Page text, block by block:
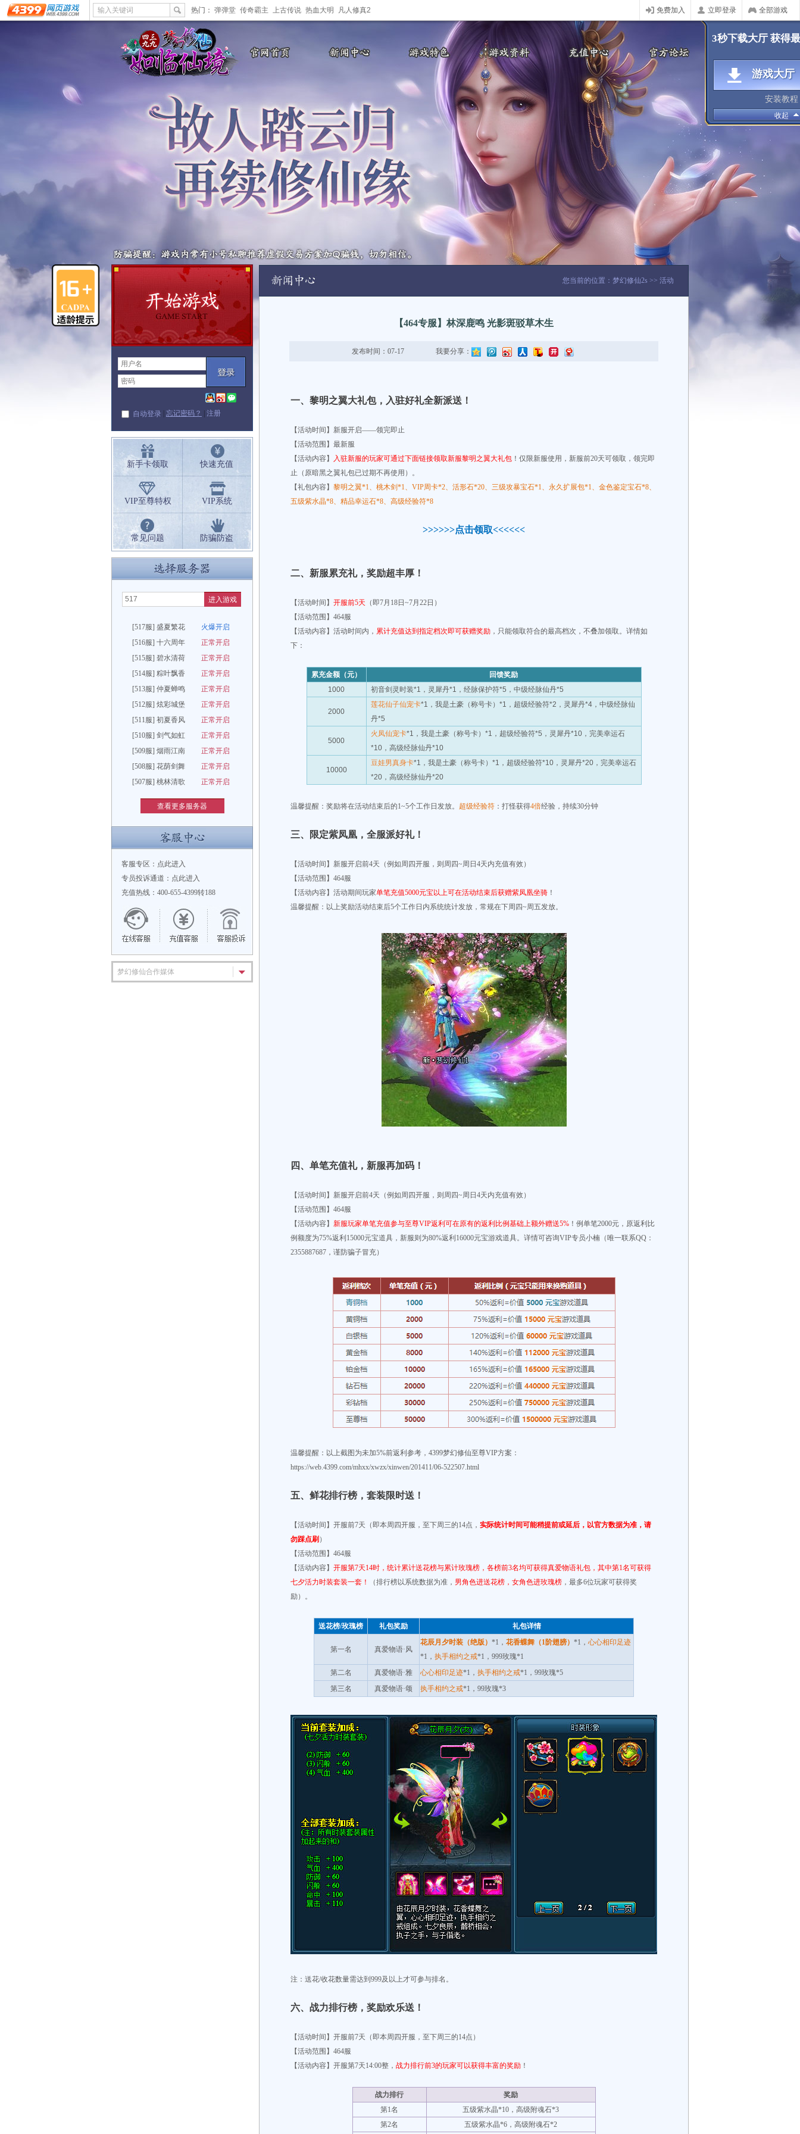
输入关键词 热门： 弹弹堂 传奇霸主 上古传说 热血大明 凡人修真2 免费加入 立即登录 全部游戏
自动登录 | 忘记密码？ | 注册
新手卡领取 快速充值
VIP至尊特权 VIP系统
常见问题 防骗防盗
进入游戏
[517服] 盛夏繁花
火爆开启
[516服] 十六周年
正常开启
[515服] 碧水清荷
正常开启
[514服] 粽叶飘香
正常开启
[513服] 仲夏蝉鸣
正常开启
[512服] 炫彩城堡
正常开启
[511服] 初夏香风
正常开启
[510服] 剑气如虹
正常开启
[509服] 烟雨江南
正常开启
[508服] 花荫剑舞
正常开启
[507服] 桃林清歌
正常开启
查看更多服务器
客服专区： 点此进入
专员投诉通道： 点此进入
充值热线：400-655-4399转188
梦幻修仙合作媒体
动
您当前的位置： 梦幻修仙2s >> 活动
【464专服】林深鹿鸣 光影斑驳草木生
发布时间：07-17 我要分享：
一、黎明之翼大礼包，入驻好礼全新派送！
【活动时间】新服开启——领完即止
【活动范围】最新服
【活动内容】
入驻新服的玩家可通过下面链接领取新服黎明之翼大礼包 ！仅限新服使用，新服前20天可领取，领完即
止（ 原暗黑之翼礼包已过期不再使用 ）。
【礼包内容】 黎明之翼*1、桃木剑*1、VIP周卡*2、活形石*20、三级攻暴宝石*1、永久扩展包*1、金色鉴定宝石*8、
五级紫水晶*8、精品幸运石*8、高级经验符*8
>>>>>>点击领取<<<<<<
二、 新服累充礼，奖励超丰厚 ！
【活动时间】 开服前5天 （即7月18日~7月22日）
【活动范围】464服
【活动内容】活动时间内， 累计充值达到指定档次即可获赠奖励 ，只能领取符合的最高档次，不叠加领取。详情如
下：
累充金额（元）
回馈奖励
1000
初音剑灵时装*1 ，灵犀丹*1 ，经脉保护符*5 ，中级经脉仙丹*5
2000
莲花仙子仙宠卡*1，我是土豪（称号卡） *1 ，超级经验符*2 ，灵犀丹*4，中级经脉仙
丹*5
5000
火凤仙宠卡*1，我是土豪（称号卡） *1 ，超级经验符*5 ，灵犀丹*10，完美幸运石
*10，高级经脉仙丹*10
10000
豆娃男真身卡*1，我是土豪（称号卡） *1 ，超级经验符*10，灵犀丹*20，完美幸运石
*20，高级经脉仙丹*20
温馨提醒：奖励将在活动结束后的1~5个工作日发放。 超级经验符 ：打怪获得4倍经验，持续30分钟
三、 限定紫凤凰 ，全服派好礼！
【活动时间】新服开启前4天（例如周四开服，则周四~周日4天内充值有效）
【活动范围】 464服
【活动内容】 活动期间玩家单笔充值5000元宝以上可在活动结束后获赠紫凤凰坐骑 ！
温馨提醒：以上奖励活动结束后5个工作日内系统统计发放，常规在下周四~周五发放。
四、单笔充值礼，新服再加码！
【活动时间】 新服开启前4天（例如周四开服，则周四~周日4天内充值有效）
【活动范围】 464服
【活动内容】 新服玩家单笔充值参与至尊VIP返利可在原有的返利比例基础上额外赠送5% ！例单笔2000元，原返利比
例额度为75%返利15000元宝道具，新服则为80%返利16000元宝游戏道具。详情可咨询VIP专员小楠（唯一联系QQ：
2355887687，谨防骗子冒充）
温馨提醒：以上截图为未加5%前返利参考，4399梦幻修仙至尊VIP方案：
https://web.4399.com/mhxx/xwzx/xinwen/201411/06-522507.html
五、 鲜花排行榜，套装限时送！
【活动时间】 开服前7天（即本周四开服，至下周三的14点， 实际统计时间可能稍提前或延后，以官方数据为准，请
勿踩点刷 ）
【活动范围】 464服
【活动内容】 开服第7天14时， 统计累计送花榜与累计玫瑰榜，各榜前3名均可获得真爱物语礼包，其中第1名可获得
七夕活力时装套装一套！
（排行榜以系统数据为准， 男角色进送花榜，女角色进玫瑰榜 ，最多6位玩家可获得奖
励）。
送花榜/玫瑰榜 礼包奖励 礼包详情
第一名 真爱物语·风
花辰月夕时装（绝版） *1， 花香蝶舞（1阶翅膀） *1， 心心相印足迹
*1， 执手相约之戒*1，999玫瑰*1
第二名
真爱物语·雅 心心相印足迹*1， 执手相约之戒*1，99玫瑰*5
第三名
真爱物语·颂 执手相约之戒*1，99玫瑰*3
注：送花/收花数量需达到999及以上才可参与排名。
六、战力排行榜，奖励欢乐送！
【活动时间】开服前7天（即本周四开服，至下周三的14点）
【活动范围】 464服
【活动内容】开服第7天14:00整， 战力排行前3的玩家可以获得丰富的奖励 ！
战力排行
奖励
第1名
五级紫水晶*10，高级附魂石*3
第2名
五级紫水晶*6，高级附魂石*2
3秒下载大厅 获得
游戏大厅
安装教程
收起